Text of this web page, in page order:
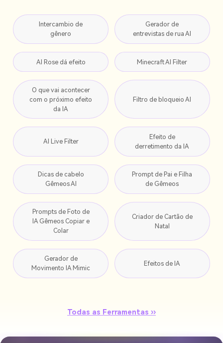
Intercambio de
gênero
Gerador de
entrevistas de rua AI
AI Rose dá efeito Minecraft AI Filter
O que vai acontecer
com o próximo efeito
da IA
Filtro de bloqueio AI
AI Live Filter
Efeito de
derretimento da IA
Dicas de cabelo
Gêmeos AI
Prompt de Pai e Filha
de Gêmeos
Prompts de Foto de
IA Gêmeos Copiar e
Colar
Criador de Cartão de
Natal
Gerador de
Movimento IA Mimic
Efeitos de IA
Todas as Ferramentas ››